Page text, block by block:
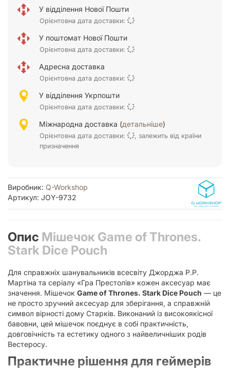
У відділення Нової Пошти
Орієнтовна дата доставки:
У поштомат Нової Пошти
Орієнтовна дата доставки:
Адресна доставка
Орієнтовна дата доставки:
У відділення Укрпошти
Орієнтовна дата доставки:
Міжнародна доставка (детальніше)
Орієнтовна дата доставки:
, залежить від країни
призначення
Виробник: Q-Workshop
Артикул: JOY-9732
Опис Мішечок Game of Thrones.
Stark Dice Pouch
Для справжніх шанувальників всесвіту Джорджа Р.Р.
Мартіна та серіалу «Гра Престолів» кожен аксесуар має
значення. Мішечок Game of Thrones. Stark Dice Pouch — це
не просто зручний аксесуар для зберігання, а справжній
символ вірності дому Старків. Виконаний із високоякісної
бавовни, цей мішечок поєднує в собі практичність,
довговічність та естетику одного з найвеличніших родів
Вестеросу.
Практичне рішення для геймерів